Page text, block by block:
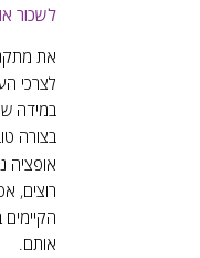
לשכור
את
לצרכי
במידה
בצורה
אופציה
רוצים,
אותם.